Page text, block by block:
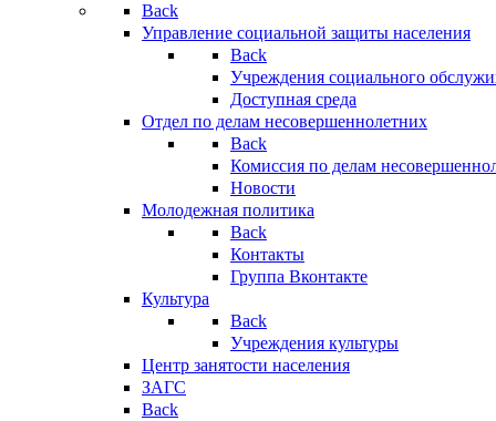
Back
Управление социальной защиты населения
Back
Учреждения социального
Доступная среда
Отдел по делам несовершеннолетних
Back
Комиссия по делам
Новости
Молодежная политика
Back
Контакты
Группа Вконтакте
Культура
Back
Учреждения культуры
Центр занятости населения
ЗАГС
Back